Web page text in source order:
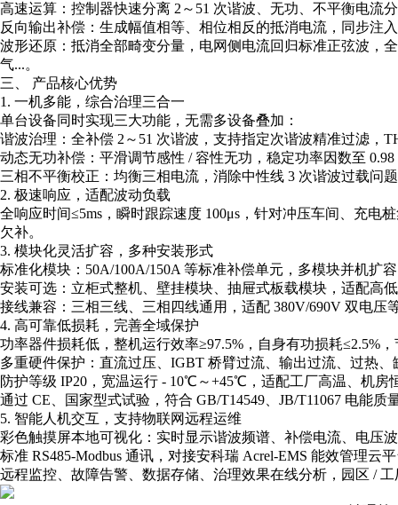
高速运算：控制器快速分离 2～51 次谐波、无功、不平衡电流
反向输出补偿：生成幅值相等、相位相反的抵消电流，同步注
波形还原：抵消全部畸变分量，电网侧电流回归标准正弦波，
气...。
三、 产品核心优势
1. 一机多能，综合治理三合一
单台设备同时实现三大功能，无需多设备叠加：
谐波治理：全补偿 2～51 次谐波，支持指定次谐波精准过滤，
动态无功补偿：平滑调节感性 / 容性无功，稳定功率因数至
三相不平衡校正：均衡三相电流，消除中性线 3 次谐波过载问
2. 极速响应，适配波动负载
全响应时间≤5ms，瞬时跟踪速度 100μs，针对冲压车间、充电
欠补。
3. 模块化灵活扩容，多种安装形式
标准化模块：50A/100A/150A 等标准补偿单元，多模块并机扩
安装可选：立柜式整机、壁挂模块、抽屉式板载模块，适配高
接线兼容：三相三线、三相四线通用，适配 380V/690V 双电压
4. 高可靠低损耗，完善全域保护
功率器件损耗低，整机运行效率≥97.5%，自身有功损耗≤2.5%
多重硬件保护：直流过压、IGBT 桥臂过流、输出过流、过热
防护等级 IP20，宽温运行 - 10℃～+45℃，适配工厂高温、机房
通过 CE、国家型式试验，符合 GB/T14549、JB/T11067 电能质
5. 智能人机交互，支持物联网远程运维
彩色触摸屏本地可视化：实时显示谐波频谱、补偿电流、电压
标准 RS485-Modbus 通讯，对接安科瑞 Acrel-EMS 能效管理云
远程监控、故障告警、数据存储、治理效果在线分析，园区 /